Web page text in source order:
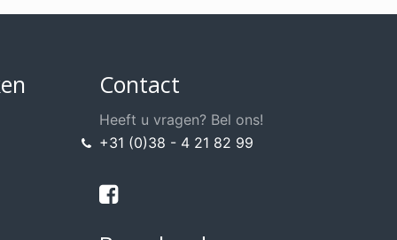
Contact
Heeft u vragen? Bel ons!
+31 (0)38 - 4 21 82 99